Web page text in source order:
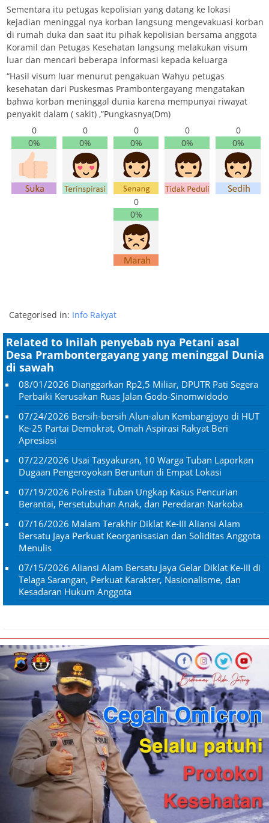
Sementara itu petugas kepolisian yang datang ke lokasi
kejadian meninggal nya korban langsung mengevakuasi korban
di rumah duka dan saat itu pihak kepolisian bersama anggota
Koramil dan Petugas Kesehatan langsung melakukan visum
luar dan mencari beberapa informasi kepada keluarga
“Hasil visum luar menurut pengakuan Wahyu petugas
kesehatan dari Puskesmas Prambontergayang mengatakan
bahwa korban meninggal dunia karena mempunyai riwayat
penyakit dalam ( sakit) ,”Pungkasnya(Dm)
0
0%
0
0%
0
0%
0
0%
0
0%
0
0%
Categorised in: Info Rakyat
Related to Inilah penyebab nya Petani asal
Desa Prambontergayang yang meninggal Dunia
di sawah
08/01/2026 Dianggarkan Rp2,5 Miliar, DPUTR Pati Segera
Perbaiki Kerusakan Ruas Jalan Godo-Sinomwidodo
07/24/2026 Bersih-bersih Alun-alun Kembangjoyo di HUT
Ke-25 Partai Demokrat, Omah Aspirasi Rakyat Beri
Apresiasi
07/22/2026 Usai Tasyakuran, 10 Warga Tuban Laporkan
Dugaan Pengeroyokan Beruntun di Empat Lokasi
07/19/2026 Polresta Tuban Ungkap Kasus Pencurian
Berantai, Persetubuhan Anak, dan Peredaran Narkoba
07/16/2026 Malam Terakhir Diklat Ke-III Aliansi Alam
Bersatu Jaya Perkuat Keorganisasian dan Soliditas Anggota
Menulis
07/15/2026 Aliansi Alam Bersatu Jaya Gelar Diklat Ke-III di
Telaga Sarangan, Perkuat Karakter, Nasionalisme, dan
Kesadaran Hukum Anggota